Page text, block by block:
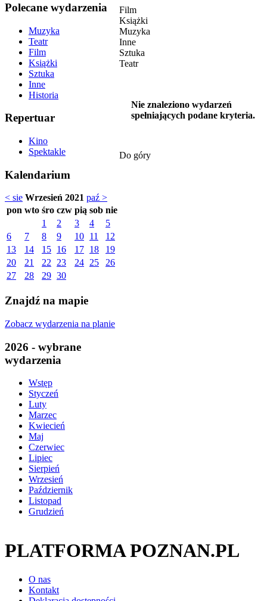
Polecane wydarzenia
Muzyka
Teatr
Film
Książki
Sztuka
Inne
Historia
Repertuar
Kino
Spektakle
Kalendarium
< sie Wrzesień 2021 paź >
pon wto śro czw pią sob nie
1
2 3 4
5
6
7 8 9 10 11
12
13
14 15 16 17 18
19
20
21 22 23 24 25
26
27
28 29 30
Znajdź na mapie
Zobacz wydarzenia na planie
2026 - wybrane
wydarzenia
Wstęp
Styczeń
Luty
Marzec
Kwiecień
Maj
Czerwiec
Lipiec
Sierpień
Wrzesień
Październik
Listopad
Grudzień
Film
Książki
Muzyka
Inne
Sztuka
Teatr
Nie znaleziono wydarzeń
spełniających podane kryteria.
Do góry
PLATFORMA POZNAN.PL
O nas
Kontakt